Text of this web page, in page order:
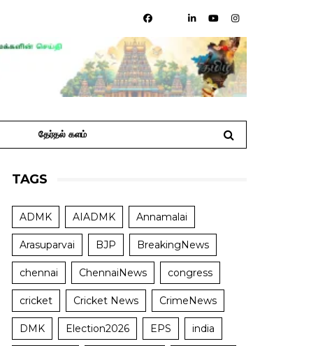
தேர்தல் களம்
TAGS
ADMK AIADMK Annamalai
Arasuparvai BJP BreakingNews
chennai ChennaiNews congress
cricket Cricket News CrimeNews
DMK Election2026 EPS india